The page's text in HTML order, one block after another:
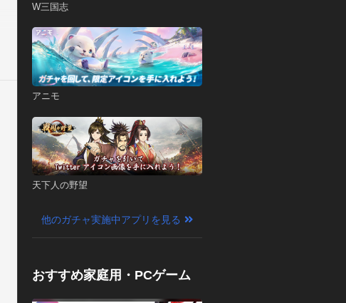
W三国志
アニモ
天下人の野望
他のガチャ実施中アプリを見る
おすすめ家庭用・PCゲーム